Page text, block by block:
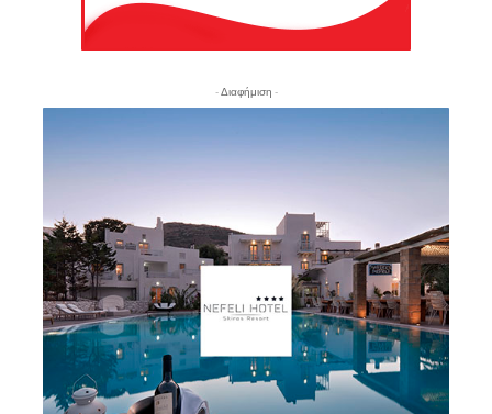
- Διαφήμιση -